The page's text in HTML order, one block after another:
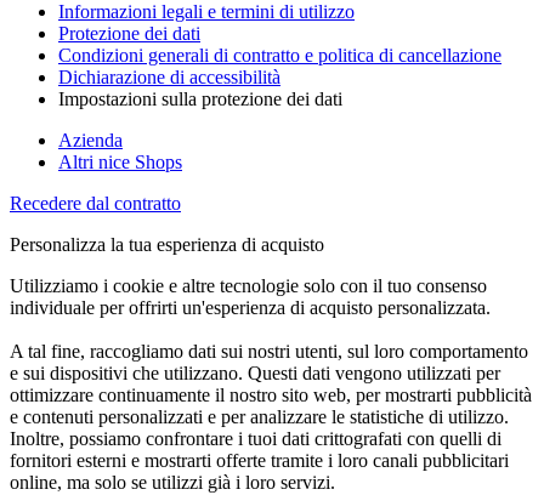
Informazioni legali e termini di utilizzo
Protezione dei dati
Condizioni generali di contratto e politica di cancellazione
Dichiarazione di accessibilità
Impostazioni sulla protezione dei dati
Azienda
Altri nice Shops
Recedere dal contratto
Personalizza la tua esperienza di acquisto
Utilizziamo i cookie e altre tecnologie solo con il tuo consenso
individuale per offrirti un'esperienza di acquisto personalizzata.
A tal fine, raccogliamo dati sui nostri utenti, sul loro comportamento
e sui dispositivi che utilizzano. Questi dati vengono utilizzati per
ottimizzare continuamente il nostro sito web, per mostrarti pubblicità
e contenuti personalizzati e per analizzare le statistiche di utilizzo.
Inoltre, possiamo confrontare i tuoi dati crittografati con quelli di
fornitori esterni e mostrarti offerte tramite i loro canali pubblicitari
online, ma solo se utilizzi già i loro servizi.